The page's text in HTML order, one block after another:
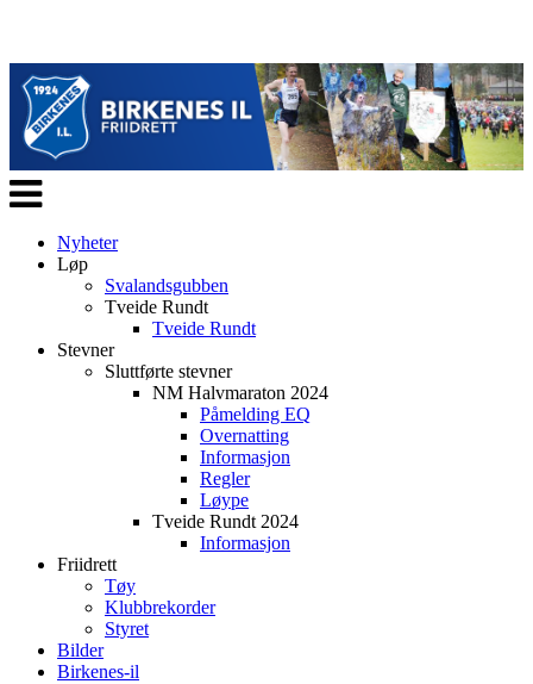
Veksle
navigasjon
Nyheter
Løp
Svalandsgubben
Tveide Rundt
Tveide Rundt
Stevner
Sluttførte stevner
NM Halvmaraton 2024
Påmelding EQ
Overnatting
Informasjon
Regler
Løype
Tveide Rundt 2024
Informasjon
Friidrett
Tøy
Klubbrekorder
Styret
Bilder
Birkenes-il